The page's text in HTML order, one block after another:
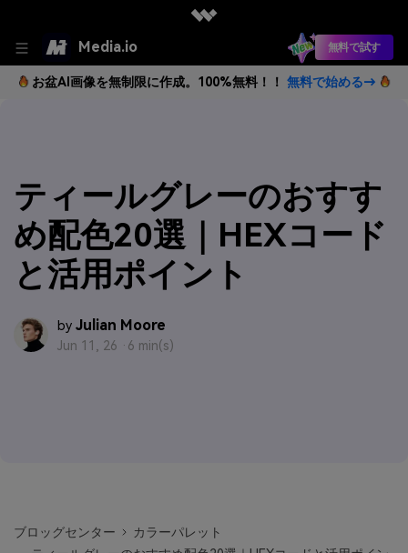
Media.io 無料で試す
お盆AI画像を無制限に作成。100%無料！！ 無料で始める→
ティールグレーのおすす
め配色20選｜HEXコード
と活用ポイント
by Julian Moore
Jun 11, 26 · 6 min(s)
ブロッグセンター
カラーパレット